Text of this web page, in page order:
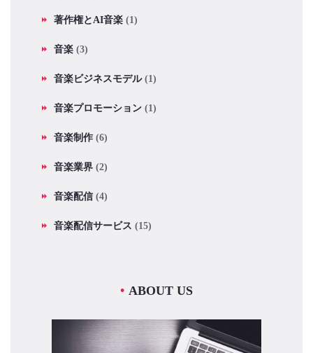
著作権とAI音楽 (1)
音楽 (3)
音楽ビジネスモデル(1)
音楽プロモーション (1)
音楽制作 (6)
音楽業界 (2)
音楽配信 (4)
音楽配信サービス (15)
ABOUT US